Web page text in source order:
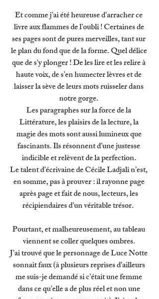
Et comme j’ai été heureuse d’arracher ce
livre aux flammes de l’oubli ! Certaines de
ses pages sont de pures merveilles, tant sur
le plan du fond que de la forme. Quel délice
que de s’y plonger ! De les lire et les relire à
haute voix, de s’en humecter lèvres et de
laisser la sève de leurs mots ruisseler dans
notre gorge.
Les paragraphes sur la force de la
Littérature, les plaisirs de la lecture, la
magie des mots sont aussi lumineux que
fascinants. Ils résonnent d’une justesse
indicible et relèvent de la perfection.
Le talent d’écrivaine de Cécile Ladjali n’est,
en somme, pas à prouver : il rayonne page
après page et fait de nous, lecteurs, les
récipiendaires d’un véritable trésor.
Pourtant, et malheureusement, au tableau
viennent se coller quelques ombres.
J’ai trouvé que le personnage de Luce Notte
sonnait faux (à plusieurs reprises d’ailleurs
me suis-je demandé si c’était une femme
dans ce qu’elle a de plus réel et non une